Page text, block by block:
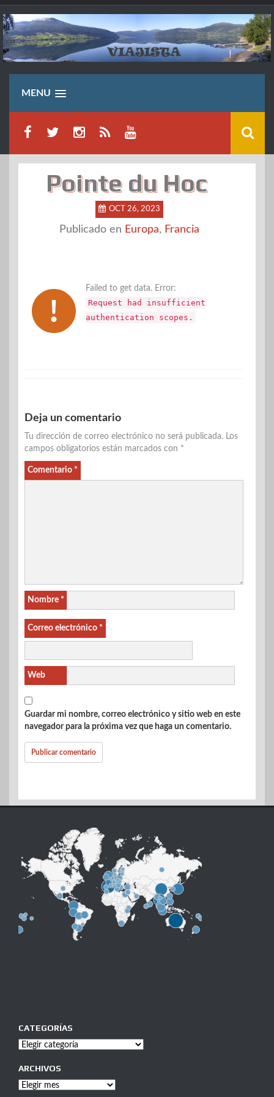
Saltar
al
contenido
MENU
Pointe du Hoc
OCT 26, 2023
Publicado en Europa, Francia
Failed to get data. Error:
Request had insufficient
authentication scopes.
Deja un comentario
Tu dirección de correo electrónico no será publicada. Los
campos obligatorios están marcados con *
Comentario *
Nombre *
Correo electrónico *
Web
Guardar mi nombre, correo electrónico y sitio web en este
navegador para la próxima vez que haga un comentario.
CATEGORÍAS
Categorías
ARCHIVOS
Archivos